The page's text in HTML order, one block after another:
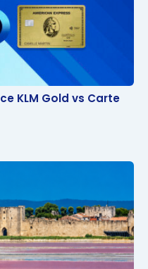
KLM Gold vs Carte
KLM Gold vs Carte